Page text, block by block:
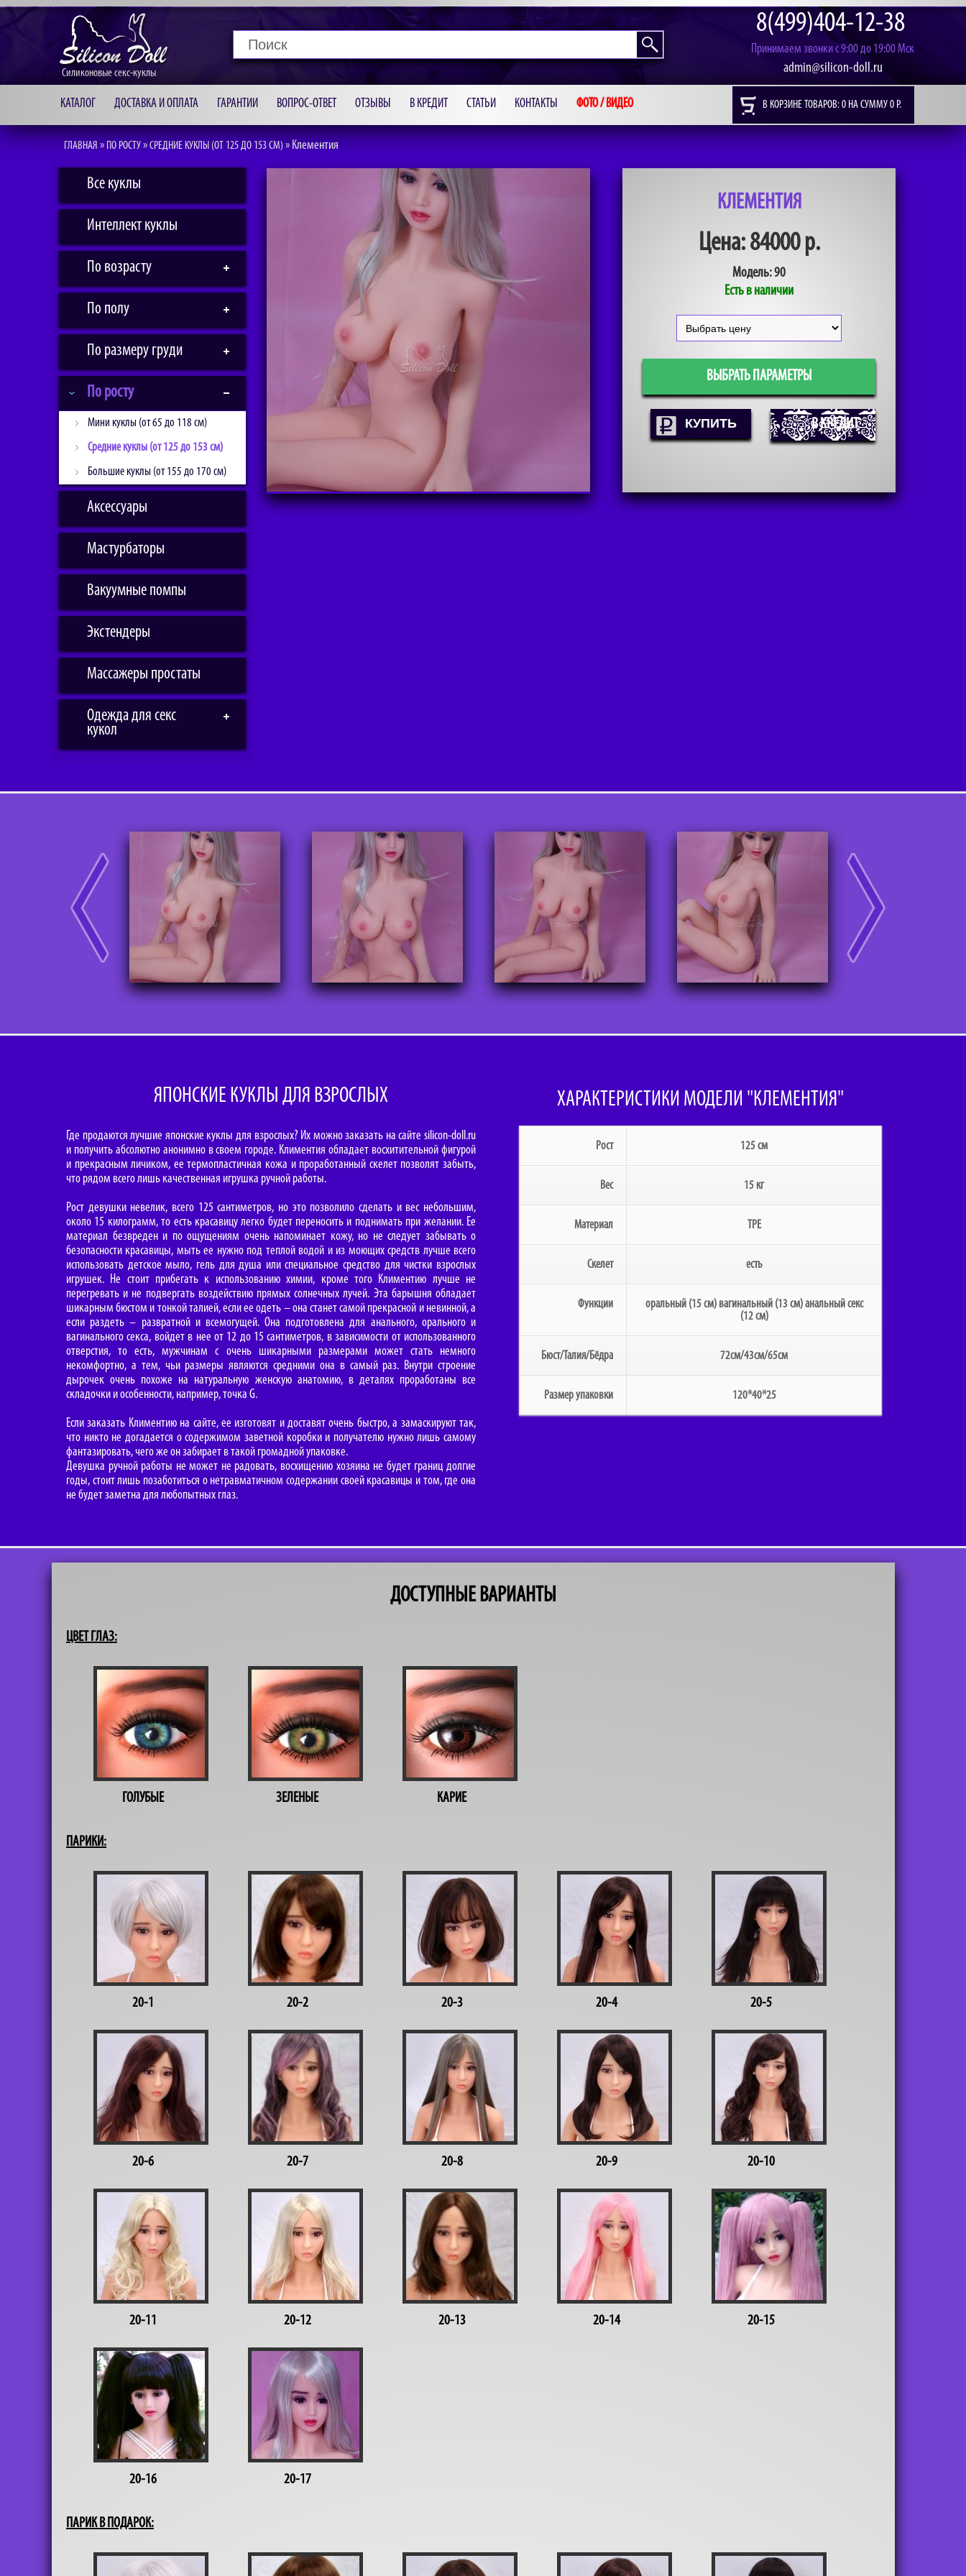
Силиконовые секс-куклы
8(499)404-12-38
Принимаем звонки с 9:00 до 19:00 Мск
admin@silicon-doll.ru
КАТАЛОГ ДОСТАВКА И ОПЛАТА ГАРАНТИИ ВОПРОС-ОТВЕТ ОТЗЫВЫ В КРЕДИТ СТАТЬИ КОНТАКТЫ ФОТО / ВИДЕО В КОРЗИНЕ ТОВАРОВ: 0 НА СУММУ 0 Р.
ГЛАВНАЯ » ПО РОСТУ»СРЕДНИЕ КУКЛЫ (ОТ 125 ДО 153 СМ) » Клементия
Все куклы
Интеллект куклы
По возрасту
По полу
По размеру груди
По росту
Мини куклы (от 65 до 118 см)
Средние куклы (от 125 до 153 см)
Большие куклы (от 155 до 170 см)
Аксессуары
Мастурбаторы
Вакуумные помпы
Экстендеры
Массажеры простаты
Одежда для секс
кукол
КЛЕМЕНТИЯ
Цена: 84000 р.
Модель:90
Есть в наличии
ВЫБРАТЬ ПАРАМЕТРЫ
В КРЕДИТ
ЯПОНСКИЕ КУКЛЫ ДЛЯ ВЗРОСЛЫХ
Где продаются лучшие японские куклы для взрослых? Их можно заказать на сайте silicon-doll.ru
и получить абсолютно анонимно в своем городе. Климентия обладает восхитительной фигурой
и прекрасным личиком, ее термопластичная кожа и проработанный скелет позволят забыть,
что рядом всего лишь качественная игрушка ручной работы.
Рост девушки невелик, всего 125 сантиметров, но это позволило сделать и вес небольшим,
около 15 килограмм, то есть красавицу легко будет переносить и поднимать при желании. Ее
материал безвреден и по ощущениям очень напоминает кожу, но не следует забывать о
безопасности красавицы, мыть ее нужно под теплой водой и из моющих средств лучше всего
использовать детское мыло, гель для душа или специальное средство для чистки взрослых
игрушек. Не стоит прибегать к использованию химии, кроме того Климентию лучше не
перегревать и не подвергать воздействию прямых солнечных лучей. Эта барышня обладает
шикарным бюстом и тонкой талией, если ее одеть – она станет самой прекрасной и невинной, а
если раздеть – развратной и всемогущей. Она подготовлена для анального, орального и
вагинального секса, войдет в нее от 12 до 15 сантиметров, в зависимости от использованного
отверстия, то есть, мужчинам с очень шикарными размерами может стать немного
некомфортно, а тем, чьи размеры являются средними она в самый раз. Внутри строение
дырочек очень похоже на натуральную женскую анатомию, в деталях проработаны все
складочки и особенности, например, точка G.
Если заказать Климентию на сайте, ее изготовят и доставят очень быстро, а замаскируют так,
что никто не догадается о содержимом заветной коробки и получателю нужно лишь самому
фантазировать, чего же он забирает в такой громадной упаковке.
Девушка ручной работы не может не радовать, восхищению хозяина не будет границ долгие
годы, стоит лишь позаботиться о нетравматичном содержании своей красавицы и том, где она
не будет заметна для любопытных глаз.
ХАРАКТЕРИСТИКИ МОДЕЛИ "КЛЕМЕНТИЯ"
Рост 125 см
Вес 15 кг
Материал TPE
Скелет есть
Функции
оральный (15 см) вагинальный (13 см) анальный секс
(12 см)
Бюст/Талия/Бёдра 72см/43см/65см
Размер упаковки 120*40*25
ДОСТУПНЫЕ ВАРИАНТЫ
ЦВЕТ ГЛАЗ:
ГОЛУБЫЕ ЗЕЛЕНЫЕ КАРИЕ
ПАРИКИ:
20-1 20-2 20-3 20-4 20-5
20-6 20-7 20-8 20-9 20-10
20-11 20-12 20-13 20-14 20-15
20-16 20-17
ПАРИК В ПОДАРОК: